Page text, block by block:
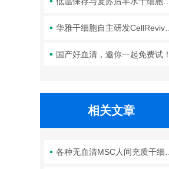
华雅干细胞自主研发CellRevive Supplement细胞急救万能添加剂正式开售
国产好血清，邀你一起免费试！
相关文章